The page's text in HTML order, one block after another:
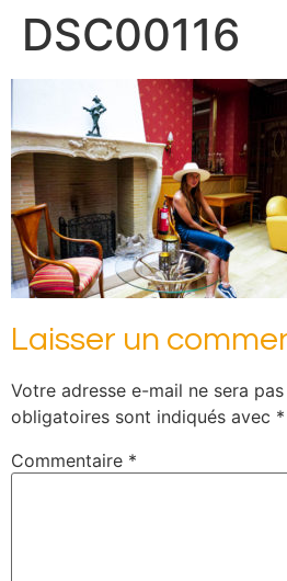
DSC00116
Laisser un
Votre adresse e-mail ne sera
obligatoires sont indiqués avec *
Commentaire *